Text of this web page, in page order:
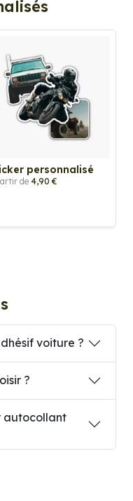
personnalisé
de 4,90 €
voiture ?
?
autocollant